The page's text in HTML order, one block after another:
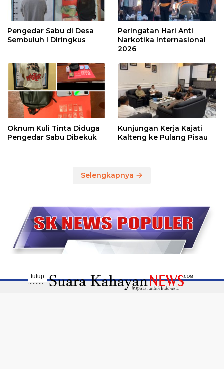
Pengedar Sabu di Desa
Sembuluh I Diringkus
Peringatan Hari Anti
Narkotika Internasional
2026
Oknum Kuli Tinta Diduga
Pengedar Sabu Dibekuk
Kunjungan Kerja Kajati
Kalteng ke Pulang Pisau
Selengkapnya
tutup
..........